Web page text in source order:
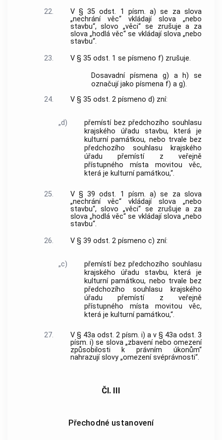
22.
V § 35 odst. 1 písm. a) se za slova
„nechrání věc“ vkládají slova „nebo
stavbu“, slovo „věci“ se zrušuje a za
slova „hodlá věc“ se vkládají slova „nebo
stavbu“.
23.
V § 35 odst. 1 se písmeno f) zrušuje.
Dosavadní písmena g) a h) se
označují jako písmena f) a g).
24.
V § 35 odst. 2 písmeno d) zní:
„d)
přemístí bez předchozího souhlasu
krajského úřadu stavbu, která je
kulturní památkou, nebo trvale bez
předchozího souhlasu krajského
úřadu přemístí z veřejně
přístupného místa movitou věc,
která je kulturní památkou,“.
25.
V § 39 odst. 1 písm. a) se za slova
„nechrání věc“ vkládají slova „nebo
stavbu“, slovo „věci“ se zrušuje a za
slova „hodlá věc“ se vkládají slova „nebo
stavbu“.
26.
V § 39 odst. 2 písmeno c) zní:
„c)
přemístí bez předchozího souhlasu
krajského úřadu stavbu, která je
kulturní památkou, nebo trvale bez
předchozího souhlasu krajského
úřadu přemístí z veřejně
přístupného místa movitou věc,
která je kulturní památkou,“.
27.
V § 43a odst. 2 písm. i) a v § 43a odst. 3
písm. i) se slova „zbavení nebo omezení
způsobilosti k právním úkonům“
nahrazují slovy „omezení svéprávnosti“.
Čl. III
Přechodné ustanovení